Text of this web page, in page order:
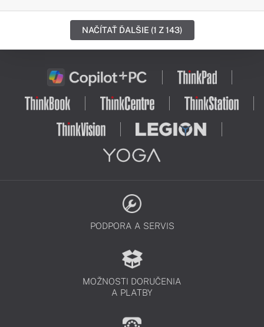
NAČÍTAŤ ĎALŠIE (1 Z 143)
PODPORA A SERVIS
MOŽNOSTI DORUČENIA
A PLATBY